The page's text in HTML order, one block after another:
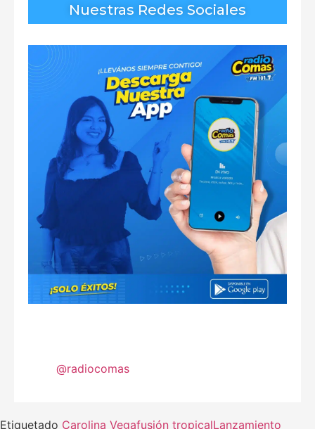
Nuestras Redes Sociales
@radiocomas
Etiquetado Carolina Vegafusión tropicalLanzamiento